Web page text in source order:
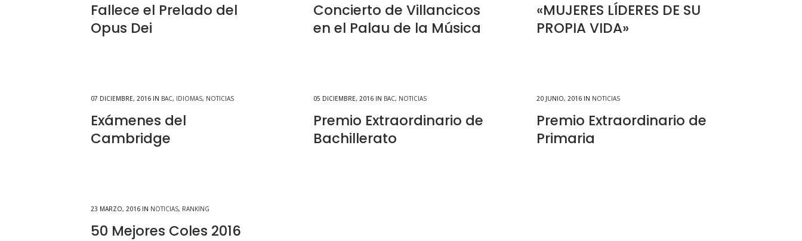
Fallece el Prelado del
Opus Dei
Concierto de Villancicos
en el Palau de la Música
«MUJERES LÍDERES DE SU
PROPIA VIDA»
07 DICIEMBRE, 2016 IN BAC, IDIOMAS, NOTICIAS
Exámenes del
Cambridge
05 DICIEMBRE, 2016 IN BAC, NOTICIAS
Premio Extraordinario de
Bachillerato
20 JUNIO, 2016 IN NOTICIAS
Premio Extraordinario de
Primaria
23 MARZO, 2016 IN NOTICIAS, RANKING
50 Mejores Coles 2016